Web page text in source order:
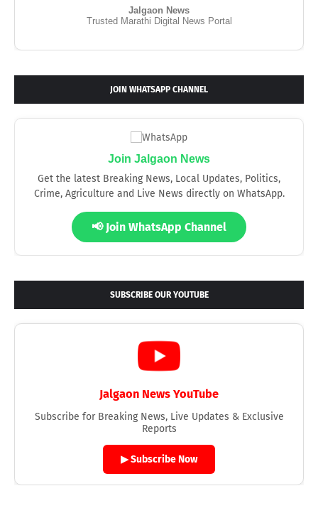
Jalgaon News
Trusted Marathi Digital News Portal
JOIN WHATSAPP CHANNEL
Join Jalgaon News
Get the latest Breaking News, Local Updates, Politics,
Crime, Agriculture and Live News directly on WhatsApp.
📢 Join WhatsApp Channel
SUBSCRIBE OUR YOUTUBE
Jalgaon News YouTube
Subscribe for Breaking News, Live Updates & Exclusive
Reports
▶ Subscribe Now